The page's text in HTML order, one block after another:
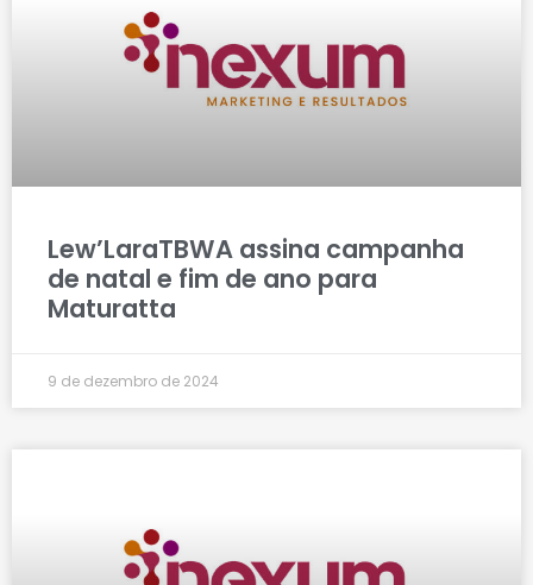
Lew’LaraTBWA assina campanha
de natal e fim de ano para
Maturatta
9 de dezembro de 2024